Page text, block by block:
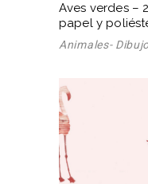
Aves verdes –
papel y
Animales-